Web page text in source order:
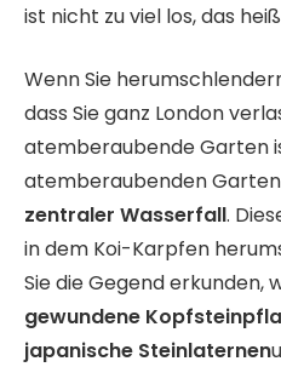
ist nicht zu viel los, das
Wenn Sie
dass Sie ganz London
atemberaubende Garten
atemberaubenden
zentraler Wasserfall.
in dem Koi-Karpfen
Sie die Gegend erkunden,
gewundene
japanische Steinlaternen